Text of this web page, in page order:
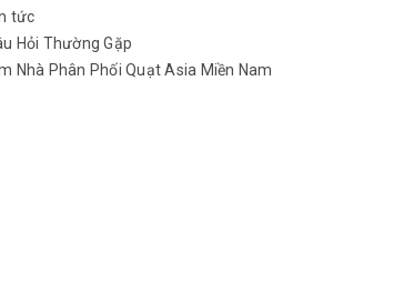
tức
Hỏi Thường Gặp
Nhà Phân Phối Quạt Asia Miền Nam